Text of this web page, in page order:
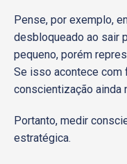
Pense, por exemplo,
desbloqueado ao sair
pequeno, porém
Se isso acontece com
conscientização ainda
Portanto, medir
estratégica.